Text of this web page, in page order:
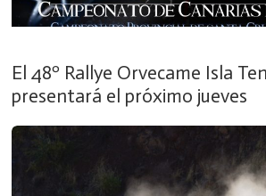
El 48º Rallye Orvecame Isla
presentará el próximo jueves